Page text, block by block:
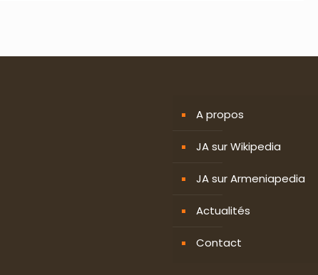
A propos
JA sur Wikipedia
JA sur Armeniapedia
Actualités
Contact